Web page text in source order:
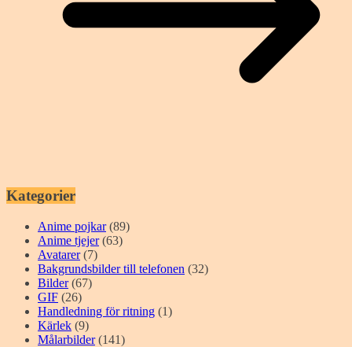
Kategorier
Anime pojkar(89)
Anime tjejer(63)
Avatarer(7)
Bakgrundsbilder till telefonen (32)
Bilder(67)
GIF (26)
Handledning för ritning (1)
Kärlek (9)
Målarbilder(141)